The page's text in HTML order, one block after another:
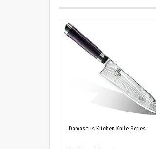
Damascus Kitchen Knife Series